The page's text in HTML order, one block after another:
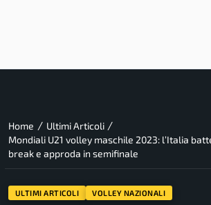
Home / Ultimi Articoli /
Mondiali U21 volley maschile 2023: l’Italia
break e approda in semifinale
ULTIMI ARTICOLI VOLLEY NAZIONALI